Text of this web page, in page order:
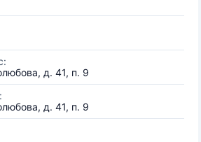
д. 41, п. 9
д. 41, п. 9